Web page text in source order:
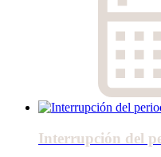
Interrupción del